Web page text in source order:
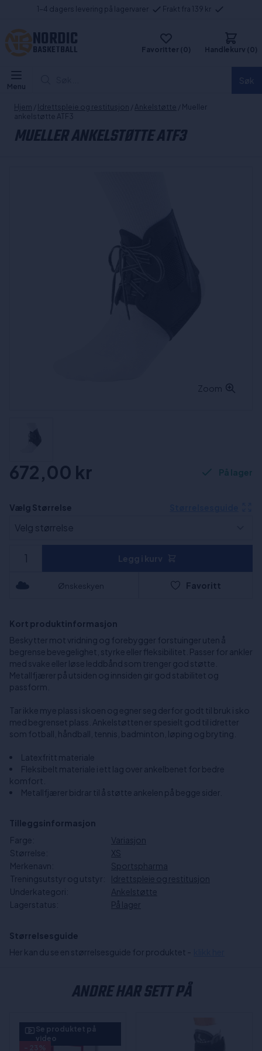
1-4 dagers levering på lagervarer Frakt fra 139 kr
NORDIC
BASKETBALL Favoritter (0) Handlekurv (0)
Menu
Hjem / Idrettspleie og restitusjon / Ankelstøtte / Mueller
ankelstøtte ATF3
MUELLER ANKELSTØTTE ATF3
Zoom
672,00 kr På lager
Vælg Størrelse
Ønskeskyen Favoritt
Kort produktinformasjon
Beskytter mot vridning og forebygger forstuinger uten å
begrense bevegelighet, styrke eller fleksibilitet. Passer for ankler
med svake eller løse leddbånd som trenger god støtte.
Metallfjærer på utsiden og innsiden gir god stabilitet og
passform.
Tar ikke mye plass i skoen og egner seg derfor godt til bruk i sko
med begrenset plass. Ankelstøtten er spesielt god til idretter
som fotball, håndball, tennis, badminton, løping og bryting.
Latexfritt materiale
Fleksibelt materiale i ett lag over ankelbenet for bedre
komfort.
Metallfjærer bidrar til å støtte ankelen på begge sider.
Tilleggsinformasjon
Farge:
Variasjon
Størrelse:
XS
Merkenavn:
Sportspharma
Treningsutstyr og utstyr:
Idrettspleie og restitusjon
Underkategori:
Ankelstøtte
Lagerstatus:
På lager
Størrelsesguide
Her kan du se en størrelsesguide for produktet -
ANDRE HAR SETT PÅ
Se produktet på
video